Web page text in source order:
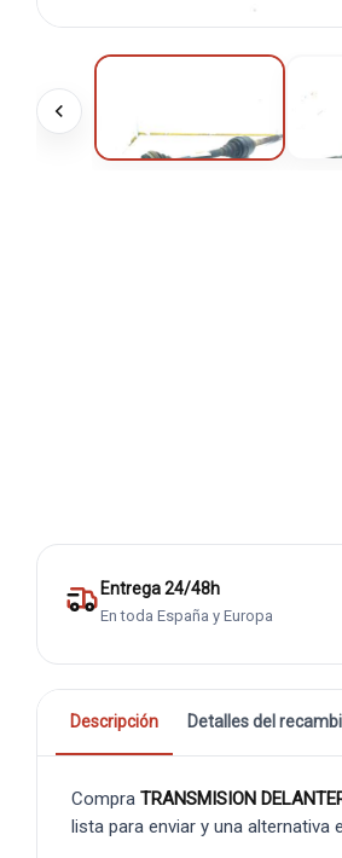
Entrega 24/48h
En toda España y Europa
Descripción Detalles del
Compra TRANSMISION
lista para enviar y una alternativa